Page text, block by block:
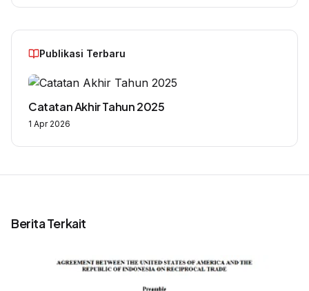
Publikasi Terbaru
Catatan Akhir Tahun 2025
1 Apr 2026
Berita Terkait